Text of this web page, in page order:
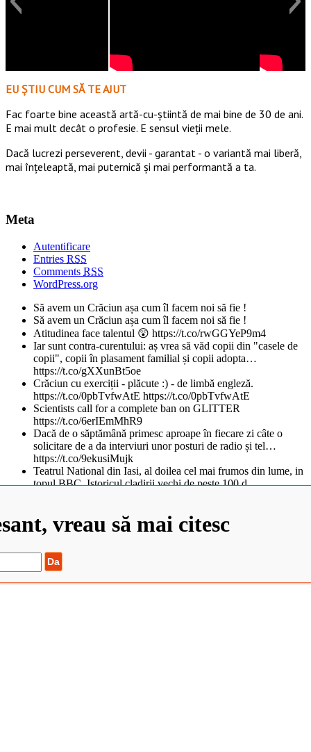
EU ȘTIU CUM SĂ TE AJUT
Fac foarte bine această artă-cu-știintă de mai bine de 30 de ani.
E mai mult decât o profesie. E sensul vieții mele.
Dacă lucrezi perseverent, devii - garantat - o variantă mai liberă,
mai înțeleaptă, mai puternică și mai performantă a ta.
Meta
Autentificare
Entries RSS
Comments RSS
WordPress.org
Să avem un Crăciun așa cum îl facem noi să fie !
Să avem un Crăciun așa cum îl facem noi să fie !
Atitudinea face talentul 😲 https://t.co/rwGGYeP9m4
Iar sunt contra-curentului: aș vrea să văd copii din "casele de
copii", copii în plasament familial și copii adopta…
https://t.co/gXXunBt5oe
Crăciun cu exerciții - plăcute :) - de limbă engleză.
https://t.co/0pbTvfwAtE https://t.co/0pbTvfwAtE
Scientists call for a complete ban on GLITTER
https://t.co/6erIEmMhR9
Dacă de o săptămână primesc aproape în fiecare zi câte o
solicitare de a da interviuri unor posturi de radio și tel…
https://t.co/9ekusiMujk
Teatrul National din Iasi, al doilea cel mai frumos din lume, in
topul BBC. Istoricul cladirii vechi de peste 100 d…
Center https://t.co/QvJIM8HmXs
Școa... https://t.co/QRcnBMQnNk
©2022 Elisabeta Stanciulescu. Toate drepturile rezervate
vreau să mai citesc